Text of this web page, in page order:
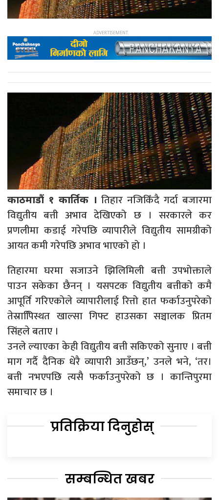
काठमाडौं १ कार्तिक । तिहार नजिकिँदै गर्दा बजारमा
विद्युतीय बत्ती अभाव देखिएको छ । सरकारले कर
प्रणलीमा कडाई गरेपछि व्यापारीले विद्युतीय सामग्रीको
आयत कमी गरेपछि अभाव भाएको हो ।
तिहारमा घरमा सजाउने झिलिमिली बत्ती उपभोक्ताले
पाउन सकेका छैनन् । यसपटक विद्युतीय बत्तीको कमै
आपूर्ति गरिएकोले व्यापारीलाई रित्तो हात फर्काउनुपरेको
तेस्रापििस्थत खाल्सा गिफ्ट हाउसका सञ्चालक प्रितम
सिंहले बताए ।
उनले ल्याएका केही विद्युतीय बत्ती सकिएको सुनाए । बत्ती
माग गर्दै दैनिक धेरै व्यापारी आउँछन्,’ उनले भने, ‘तर।
बत्ती नभएपछि त्यसै फर्काउनुपरेको छ । कान्तिपुरमा
समाचार छ ।
प्रतिक्रिया दिनुहोस्
सम्बन्धित खबर